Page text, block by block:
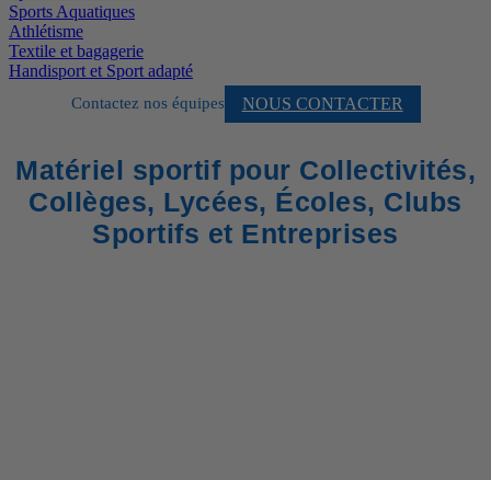
Sports Aquatiques
Athlétisme
Textile et bagagerie
Handisport et Sport adapté
Contactez nos équipes NOUS CONTACTER
Matériel sportif pour Collectivités,
Collèges, Lycées, Écoles, Clubs
Sportifs et Entreprises